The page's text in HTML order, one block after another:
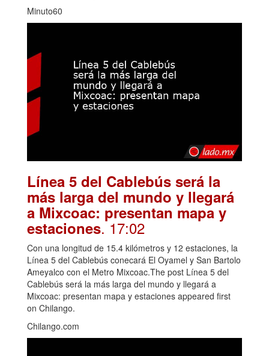
Minuto60
Línea 5 del Cablebús será la
más larga del mundo y llegará
a Mixcoac: presentan mapa y
estaciones. 17:02
Con una longitud de 15.4 kilómetros y 12 estaciones, la
Línea 5 del Cablebús conecará El Oyamel y San Bartolo
Ameyalco con el Metro Mixcoac.The post Línea 5 del
Cablebús será la más larga del mundo y llegará a
Mixcoac: presentan mapa y estaciones appeared first
on Chilango.
Chilango.com